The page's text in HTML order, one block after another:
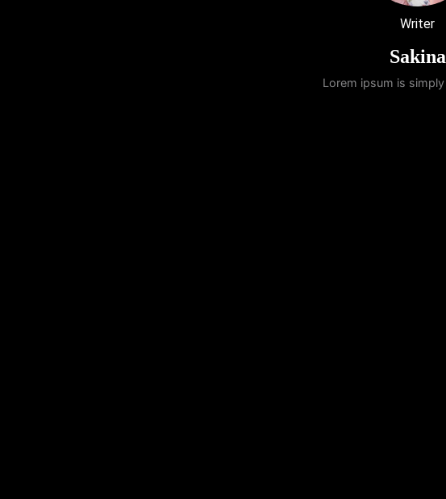
Writer
Sakina
Lorem ipsum is